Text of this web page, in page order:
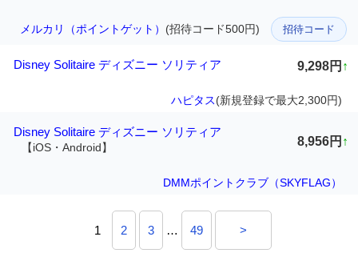
メルカリ（ポイントゲット） (招待コード500円) 招待コード
Disney Solitaire ディズニー ソリティア 9,298円 ↑
ハピタス(新規登録で最大2,300円)
Disney Solitaire ディズニー ソリティア
【iOS・Android】 8,956円 ↑
DMMポイントクラブ（SKYFLAG）
1 2 3 … 49 >